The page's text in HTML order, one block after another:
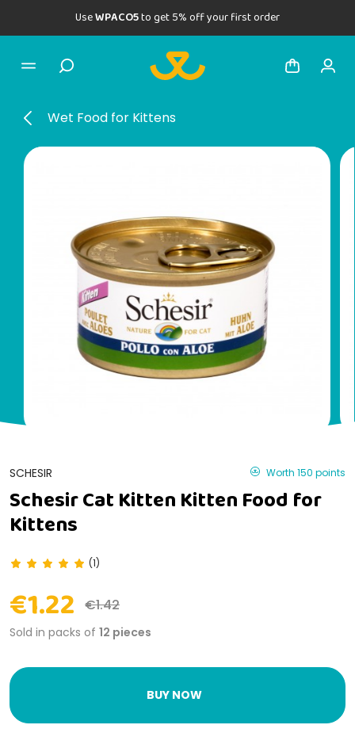
UseWPACO5to get 5% off your first order
Wet Food for Kittens
SCHESIR Worth 150 points
Schesir Cat Kitten Kitten Food for
Kittens
(1)
€1.22 €1.42
Sold in packs of 12 pieces
BUY NOW